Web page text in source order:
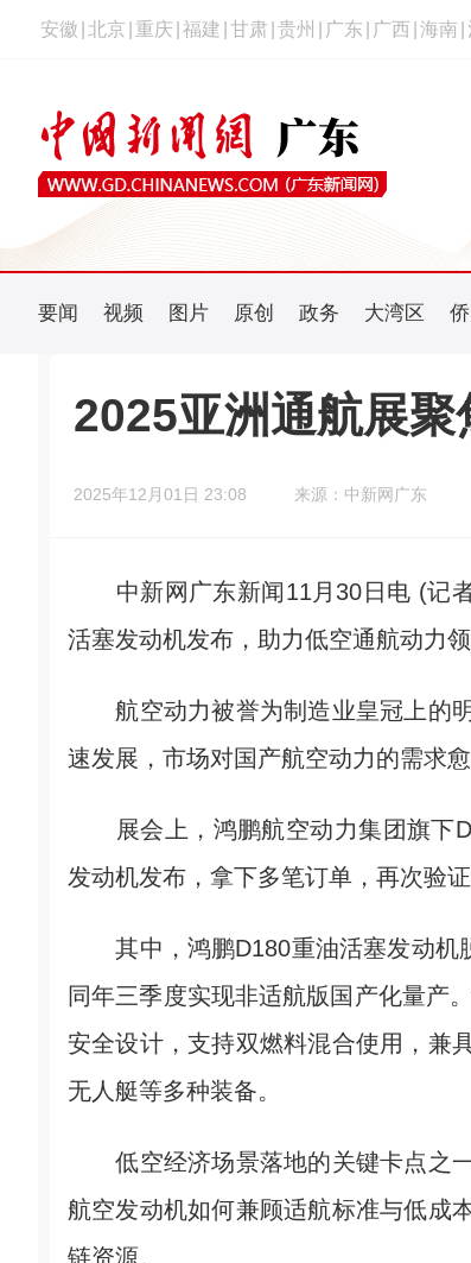
安徽 北京 重庆 福建 甘肃 贵州 广东 广西 海南
要闻 视频 图片 原创 政务 大湾区
2025亚洲通航展
2025年12月01日 23:08 来源：中新网广东
中新网广东新闻11月30日电 (记者
活塞发动机发布，助力低空通航动力领
航空动力被誉为制造业皇冠上的明
速发展，市场对国产航空动力的需求愈
展会上，鸿鹏航空动力集团旗下
发动机发布，拿下多笔订单，再次验
其中，鸿鹏D180重油活塞发动机
同年三季度实现非适航版国产化量产
安全设计，支持双燃料混合使用，兼
无人艇等多种装备。
低空经济场景落地的关键卡点之一
航空发动机如何兼顾适航标准与低成
链资源。